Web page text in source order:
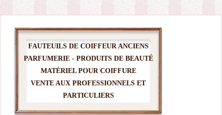
FAUTEUILS DE COIFFEUR ANCIENS
PARFUMERIE - PRODUITS DE BEAUTÉ
MATÉRIEL POUR COIFFURE
VENTE AUX PROFESSIONNELS ET
PARTICULIERS